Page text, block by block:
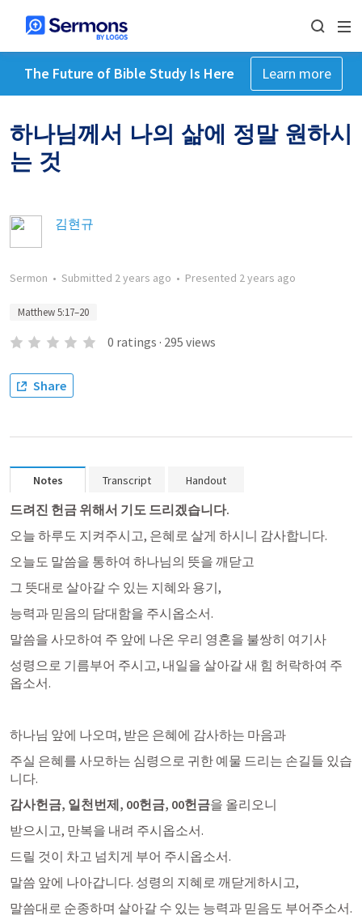
The Future of Bible Study Is Here Learn more
하나님께서 나의 삶에 정말 원하시
는 것
김현규
Sermon • Submitted 2 years ago • Presented 2 years ago
Matthew 5:17–20
0 ratings · 295 views
Share
Notes Transcript Handout
드려진 헌금 위해서 기도 드리겠습니다.
오늘 하루도 지켜주시고, 은혜로 살게 하시니 감사합니다.
오늘도 말씀을 통하여 하나님의 뜻을 깨닫고
그 뜻대로 살아갈 수 있는 지혜와 용기,
능력과 믿음의 담대함을 주시옵소서.
말씀을 사모하여 주 앞에 나온 우리 영혼을 불쌍히 여기사
성령으로 기름부어 주시고, 내일을 살아갈 새 힘 허락하여 주
옵소서.
하나님 앞에 나오며, 받은 은혜에 감사하는 마음과
주실 은혜를 사모하는 심령으로 귀한 예물 드리는 손길들 있습
니다.
감사헌금, 일천번제, 00헌금, 00헌금을 올리오니
받으시고, 만복을 내려 주시옵소서.
드릴 것이 차고 넘치게 부어 주시옵소서.
말씀 앞에 나아갑니다. 성령의 지혜로 깨닫게하시고,
말씀대로 순종하며 살아갈 수 있는 능력과 믿음도 부어주소서.